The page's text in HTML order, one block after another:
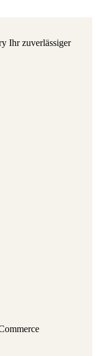
Ihr zuverlässiger